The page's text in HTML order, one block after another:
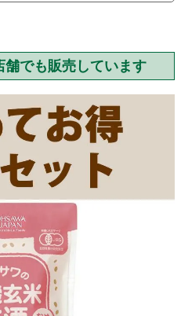
でも販売しています